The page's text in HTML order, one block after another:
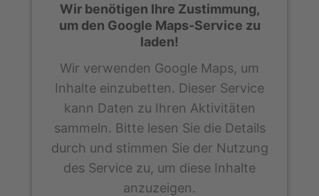
Wir benötigen Ihre Zustimmung,
um den Google Maps-Service zu
laden!
Wir verwenden Google Maps, um
Inhalte einzubetten. Dieser Service
kann Daten zu Ihren Aktivitäten
sammeln. Bitte lesen Sie die Details
durch und stimmen Sie der Nutzung
des Service zu, um diese Inhalte
anzuzeigen.